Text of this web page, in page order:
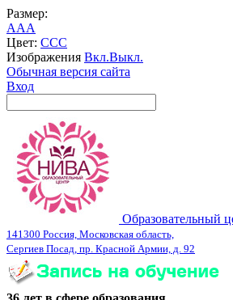
Размер:
AAA
Цвет: CCC
Изображения Вкл.Выкл.
Обычная версия сайта
Вход
Образовательный
141300 Россия, Московская область,
Сергиев Посад, пр. Красной Армии, д. 92